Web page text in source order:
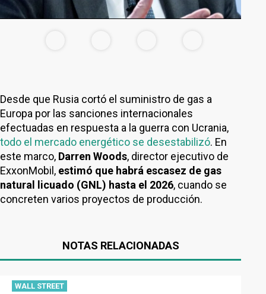
Desde que Rusia cortó el suministro de gas a
Europa por las sanciones internacionales
efectuadas en respuesta a la guerra con Ucrania,
todo el mercado energético se desestabilizó. En
este marco, Darren Woods, director ejecutivo de
ExxonMobil, estimó que habrá escasez de gas
natural licuado (GNL) hasta el 2026, cuando se
concreten varios proyectos de producción.
NOTAS RELACIONADAS
WALL STREET